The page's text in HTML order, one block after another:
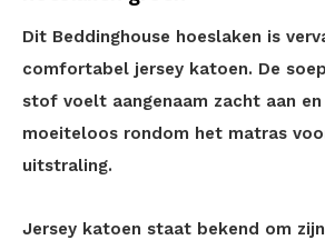
Dit Beddinghouse hoeslaken is
comfortabel jersey katoen. De
stof voelt aangenaam zacht aan
moeiteloos rondom het matras
uitstraling.
Jersey katoen staat bekend om